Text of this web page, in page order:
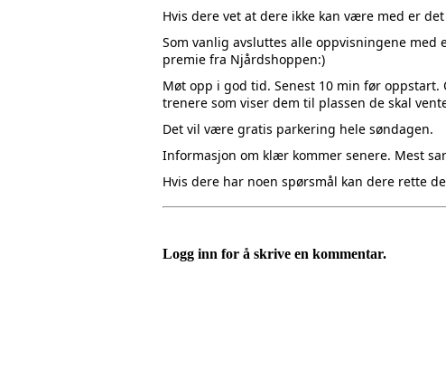
Hvis dere vet at dere ikke kan være med er
Som vanlig avsluttes alle oppvisningene
premie fra Njårdshoppen:)
Møt opp i god tid. Senest 10 min før
trenere som viser dem til plassen de skal
Det vil være gratis parkering hele søndagen.
Informasjon om klær kommer senere. Mest
Hvis dere har noen spørsmål kan dere rette
Logg inn for å skrive en kommentar.